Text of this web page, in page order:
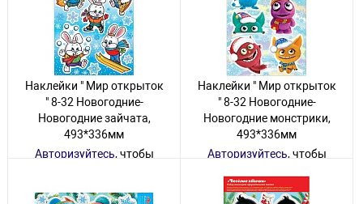
Наклейки " Мир открыток
" 8-32 Новогодние-
Новогодние зайчата,
493*336мм
Авторизуйтесь, чтобы
58 товаров
Наклейки " Мир открыток
" 8-32 Новогодние-
Новогодние монстрики,
493*336мм
Авторизуйтесь, чтобы
43 товара